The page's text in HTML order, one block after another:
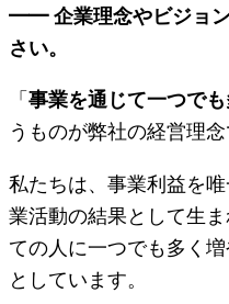
━━ 企業理念やビジョ
さい。
「 事業を通じて一つで
うものが弊社の経営理念
私たちは、事業利益を
業活動の結果として生
ての人に一つでも多く
としています。